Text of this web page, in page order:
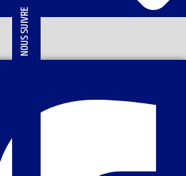
NOUS SUIVRE